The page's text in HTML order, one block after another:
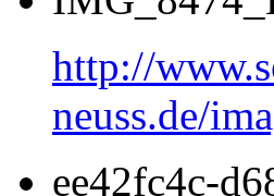
http://
neuss.de/
ee42fc4c-